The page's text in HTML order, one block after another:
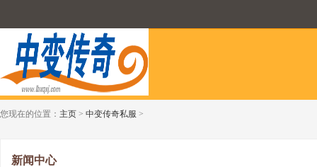
您现在的位置： 主页 > 中变传奇私服 >
新闻中心